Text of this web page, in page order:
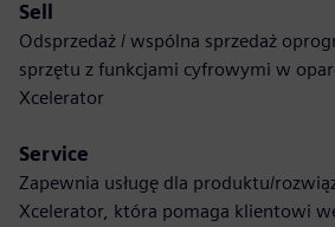
Sell
Odsprzedaż / wspólna sprzedaż
sprzętu z funkcjami cyfrowymi w
Xcelerator
Service
Zapewnia usługę dla produktu/
Xcelerator, która pomaga klientowi